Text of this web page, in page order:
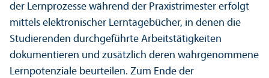
der Lernprozesse während der Praxistrimester erfolgt
mittels elektronischer Lerntagebücher, in denen die
Studierenden durchgeführte Arbeits­tätigkeiten
dokumentieren und zusätzlich deren wahrgenommene
Lernpotenziale beurteilen. Zum Ende der